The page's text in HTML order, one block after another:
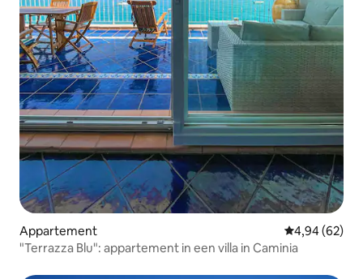
Appartement Gemiddelde
4,94 (62)
"Terrazza Blu": appartement in een villa in Caminia